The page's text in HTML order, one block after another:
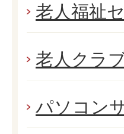
老人福祉
老人クラ
パソコン